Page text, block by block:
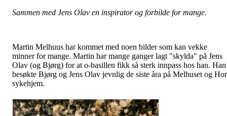
Sammen med Jens Olav en inspirator og forbilde for mange.
Martin Melhuus har kommet med noen bilder som kan vekke
minner for mange. Martin har mange ganger lagt "skylda" på Jens
Olav (og Bjørg) for at o-basillen fikk så sterk innpass hos han. Han
besøkte Bjørg og Jens Olav jevnlig de siste åra på Melhuset og
sykehjem.